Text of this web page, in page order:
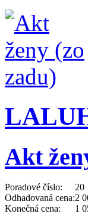
Akt
Poradové číslo:
20
Odhadovaná cena:2
Konečná cena:
1